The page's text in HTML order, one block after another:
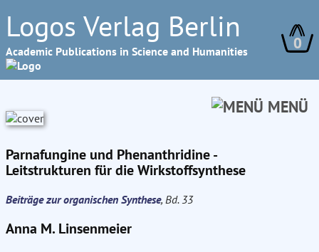
Logos Verlag Berlin
Academic Publications in Science and Humanities 0
MENÜ
Parnafungine und Phenanthridine -
Leitstrukturen für die Wirkstoffsynthese
Beiträge zur organischen Synthese, Bd. 33
Anna M. Linsenmeier